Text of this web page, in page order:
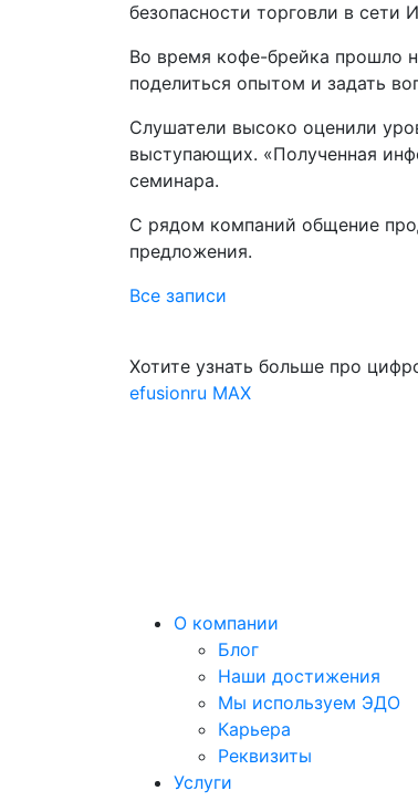
безопасности торговли в сети
Во время кофе-брейка прошло
поделиться опытом и задать
Слушатели высоко оценили
выступающих. «Полученная
семинара.
С рядом компаний общение
предложения.
Все записи
Хотите узнать больше про
efusionru MAX
О компании
Блог
Наши достижения
Мы используем ЭДО
Карьера
Реквизиты
Услуги